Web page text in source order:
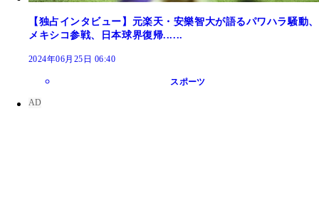
【独占インタビュー】元楽天・安樂智大が語るパワハラ騒動、
メキシコ参戦、日本球界復帰......
2024年06月25日 06:40
スポーツ